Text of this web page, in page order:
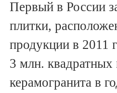
Первый в России
плитки,
продукции в 2011
3 млн. квадратных
керамогранита в